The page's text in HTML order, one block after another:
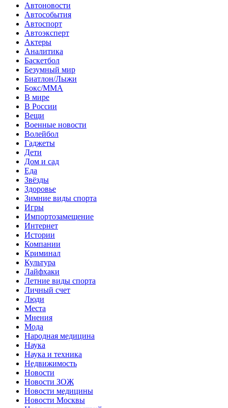
Автоновости
Автособытия
Автоспорт
Автоэксперт
Актеры
Аналитика
Баскетбол
Безумный мир
Биатлон/Лыжи
Бокс/MMA
В мире
В России
Вещи
Военные новости
Волейбол
Гаджеты
Дети
Дом и сад
Еда
Звёзды
Здоровье
Зимние виды спорта
Игры
Импортозамещение
Интернет
Истории
Компании
Криминал
Культура
Лайфхаки
Летние виды спорта
Личный счет
Люди
Места
Мнения
Мода
Народная медицина
Наука
Наука и техника
Недвижимость
Новости
Новости ЗОЖ
Новости медицины
Новости Москвы